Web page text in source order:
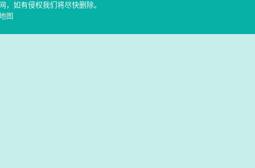
，如有侵权我们将尽快删除。
图